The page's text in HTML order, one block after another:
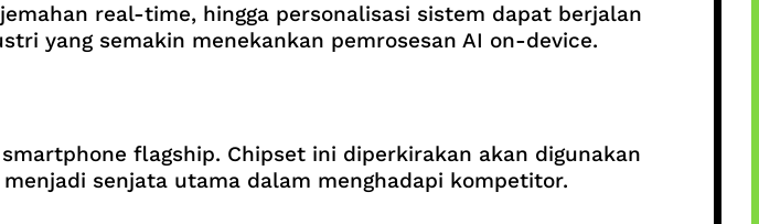
real-time, hingga personalisasi sistem dapat berjalan
yang semakin menekankan pemrosesan AI on-device.
flagship. Chipset ini diperkirakan akan digunakan
senjata utama dalam menghadapi kompetitor.